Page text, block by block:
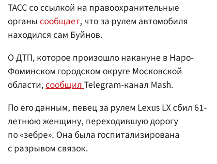
ТАСС со ссылкой на правоохранительные
органы сообщает, что за рулем автомобиля
находился сам Буйнов.
О ДТП, которое произошло накануне в Наро-
Фоминском городском округе Московской
области,сообщилTelegram-канал Mash.
По его данным, певец за рулем Lexus LX сбил 61-
летнюю женщину, переходившую дорогу
по «зебре». Она была госпитализирована
с разрывом связок.